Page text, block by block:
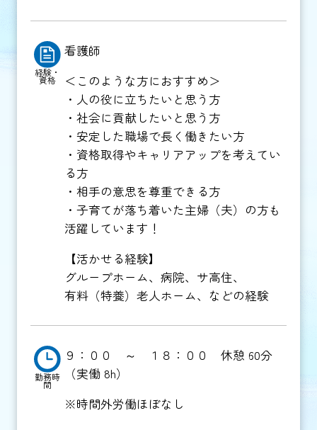
経験・
資格
看護師
＜このような方におすすめ＞
・人の役に立ちたいと思う方
・社会に貢献したいと思う方
・安定した職場で長く働きたい方
・資格取得やキャリアアップを考えてい
る方
・相手の意思を尊重できる方
・子育てが落ち着いた主婦（夫）の方も
活躍しています！
【活かせる経験】
グループホーム、病院、サ高住、
有料（特養）老人ホーム、などの経験
勤務時
間
９：００ ～ １８：００ 休憩 60分
（実働 8h）
※時間外労働ほぼなし